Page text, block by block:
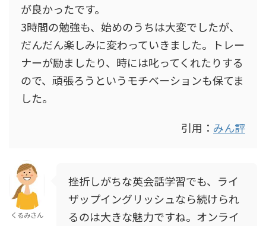
が良かったです。
3時間の勉強も、始めのうちは大変でしたが、
だんだん楽しみに変わっていきました。トレー
ナーが励ましたり、時には叱ってくれたりする
ので、頑張ろうというモチベーションも保てま
した。
引用： みん評
くるみさん
挫折しがちな英会話学習でも、ライ
ザップイングリッシュなら続けられ
るのは大きな魅力ですね。オンライ